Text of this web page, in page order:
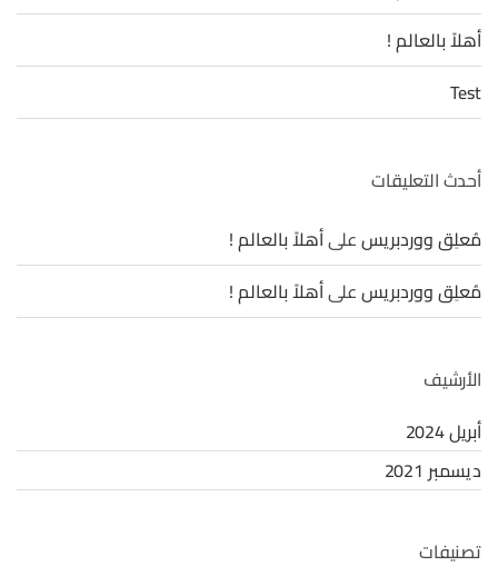
أهلاً بالعالم !
Test
أحدث التعليقات
مُعلِق ووردبريسعلىأهلاً بالعالم !
مُعلِق ووردبريسعلىأهلاً بالعالم !
الأرشيف
أبريل 2024
ديسمبر 2021
تصنيفات